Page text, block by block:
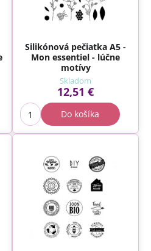
Silikónová pečiatka A5 -
Mon essentiel - lúčne
motívy
Skladom
12,51 €
Do košíka